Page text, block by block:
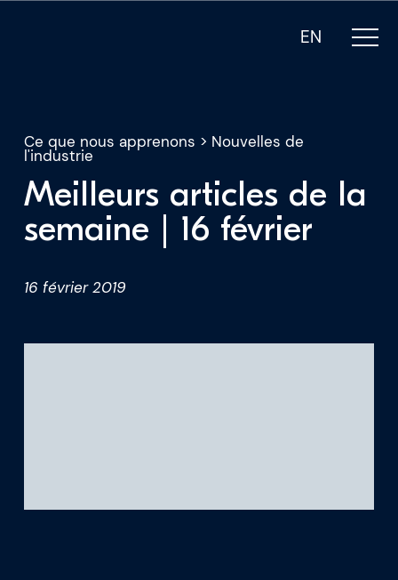
EN
Notre expertise
Qui sommes-nous
Ce que nous apprenons > Nouvelles de
l'industrie
Meilleurs articles de la
semaine | 16 février
16 février 2019